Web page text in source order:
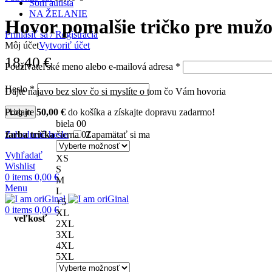
Som autista
NA ŽELANIE
Prihlásiť sa / Registrácia
Môj účetVytvoriť účet
Používateľské meno alebo e-mailová adresa *
Heslo*
Log in
Zabudnuté heslo
Zapamätať si ma
Vyhľadať
Wishlist
0 items 0,00 €
Menu
0 items 0,00 €
Hovor pomalšie tričko pre
18,40€
Dajte najavo bez slov čo si myslíte o tom čo Vám hovoria
Pridajte 50,00 € do košíka a získajte dopravu zadarmo!
farba trička
biela 00
čierna 01
veľkosť
XS
S
M
L
+5
XL
2XL
3XL
4XL
5XL